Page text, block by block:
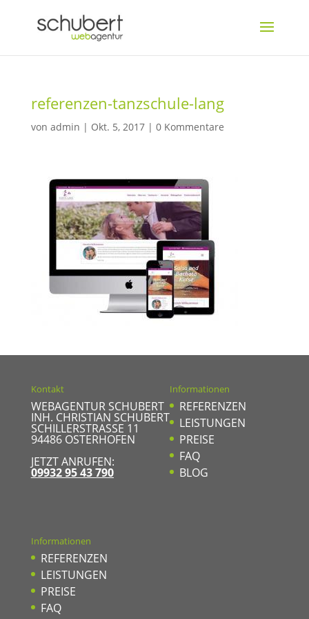
referenzen-tanzschule-lang
von admin | Okt. 5, 2017| 0 Kommentare
Kontakt
WEBAGENTUR SCHUBERT
INH. CHRISTIAN SCHUBERT
SCHILLERSTRASSE 11
94486OSTERHOFEN
JETZT ANRUFEN:
09932 95 43 790
Informationen
REFERENZEN
LEISTUNGEN
PREISE
FAQ
BLOG
Informationen
REFERENZEN
LEISTUNGEN
PREISE
FAQ